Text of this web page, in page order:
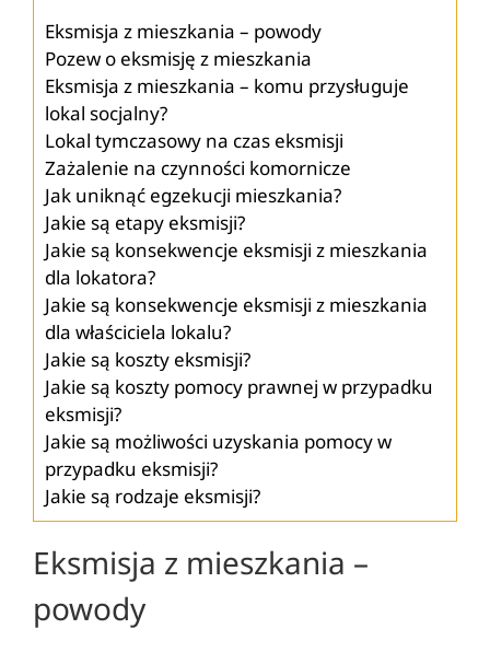
Eksmisja z mieszkania – powody
Pozew o eksmisję z mieszkania
Eksmisja z mieszkania – komu przysługuje
lokal socjalny?
Lokal tymczasowy na czas eksmisji
Zażalenie na czynności komornicze
Jak uniknąć egzekucji mieszkania?
Jakie są etapy eksmisji?
Jakie są konsekwencje eksmisji z mieszkania
dla lokatora?
Jakie są konsekwencje eksmisji z mieszkania
dla właściciela lokalu?
Jakie są koszty eksmisji?
Jakie są koszty pomocy prawnej w przypadku
eksmisji?
Jakie są możliwości uzyskania pomocy w
przypadku eksmisji?
Jakie są rodzaje eksmisji?
Eksmisja z mieszkania –
powody